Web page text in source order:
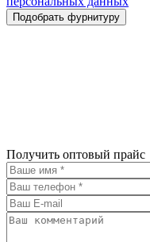
Получить оптовый прайс